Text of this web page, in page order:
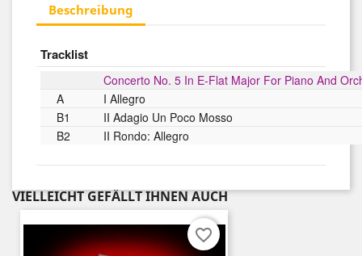
Beschreibung
Tracklist
Concerto No. 5 In E-Flat Major For Piano And
A
I Allegro
B1
II Adagio Un Poco Mosso
B2
II Rondo: Allegro
VIELLEICHT GEFÄLLT IHNEN AUCH
favorite_border